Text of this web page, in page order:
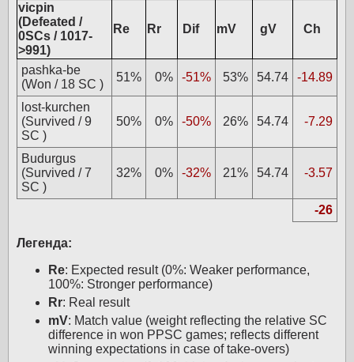
vicpin
(Defeated /
0SCs / 1017-
>991)
Re Rr Dif mV gV Ch
pashka-be
(Won / 18 SC )
51% 0% -51% 53% 54.74 -14.89
lost-kurchen
(Survived / 9
SC )
50% 0% -50% 26% 54.74 -7.29
Budurgus
(Survived / 7
SC )
32% 0% -32% 21% 54.74 -3.57
-26
Легенда:
Re: Expected result (0%: Weaker performance,
100%: Stronger performance)
Rr: Real result
mV: Match value (weight reflecting the relative SC
difference in won PPSC games; reflects different
winning expectations in case of take-overs)